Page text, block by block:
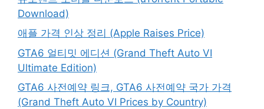
Download)
애플 가격 인상 정리 (Apple Raises Price)
GTA6 얼티밋 에디션 (Grand Theft Auto VI
Ultimate Edition)
GTA6 사전예약 링크, GTA6 사전예약 국가 가격
(Grand Theft Auto VI Prices by Country)